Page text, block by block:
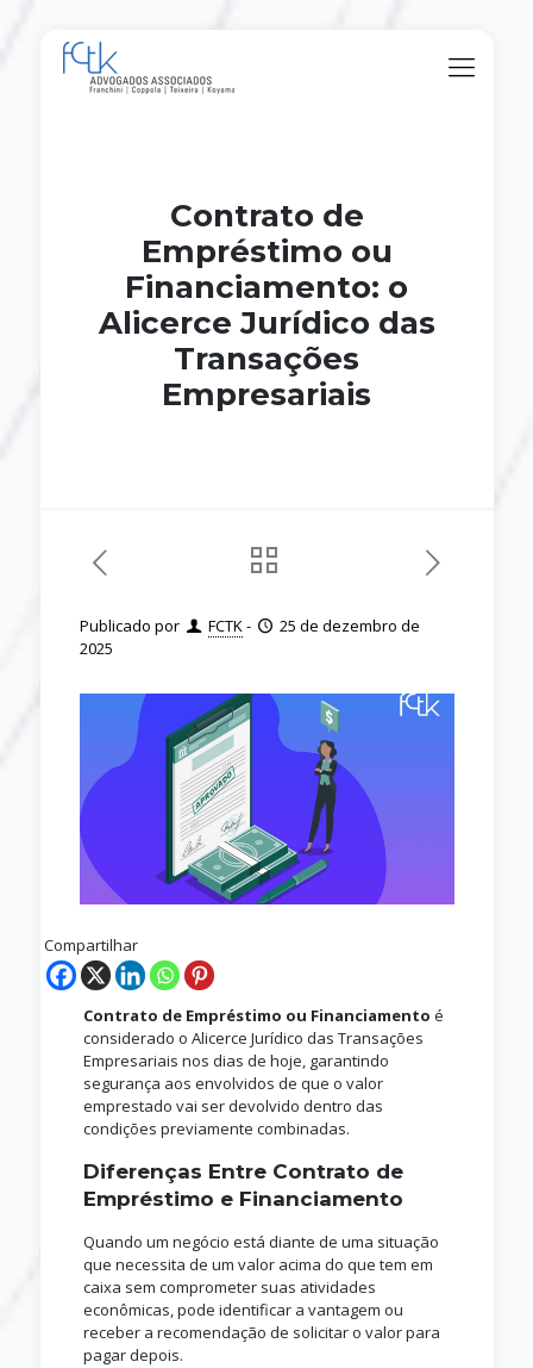
Contrato de
Empréstimo ou
Financiamento: o
Alicerce Jurídico das
Transações
Empresariais
Publicado por FCTK-
25 de dezembro de
2025
Compartilhar
Contrato de Empréstimo ou Financiamento é
considerado o Alicerce Jurídico das Transações
Empresariais nos dias de hoje, garantindo
segurança aos envolvidos de que o valor
emprestado vai ser devolvido dentro das
condições previamente combinadas.
Diferenças Entre Contrato de
Empréstimo e Financiamento
Quando um negócio está diante de uma situação
que necessita de um valor acima do que tem em
caixa sem comprometer suas atividades
econômicas, pode identificar a vantagem ou
receber a recomendação de solicitar o valor para
pagar depois.